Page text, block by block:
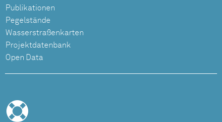
Publikationen
Pegelstände
Wasserstraßenkarten
Projektdatenbank
Open Data